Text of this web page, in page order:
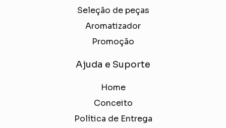
Seleção de peças
Aromatizador
Promoção
Ajuda e Suporte
Home
Conceito
Política de Entrega